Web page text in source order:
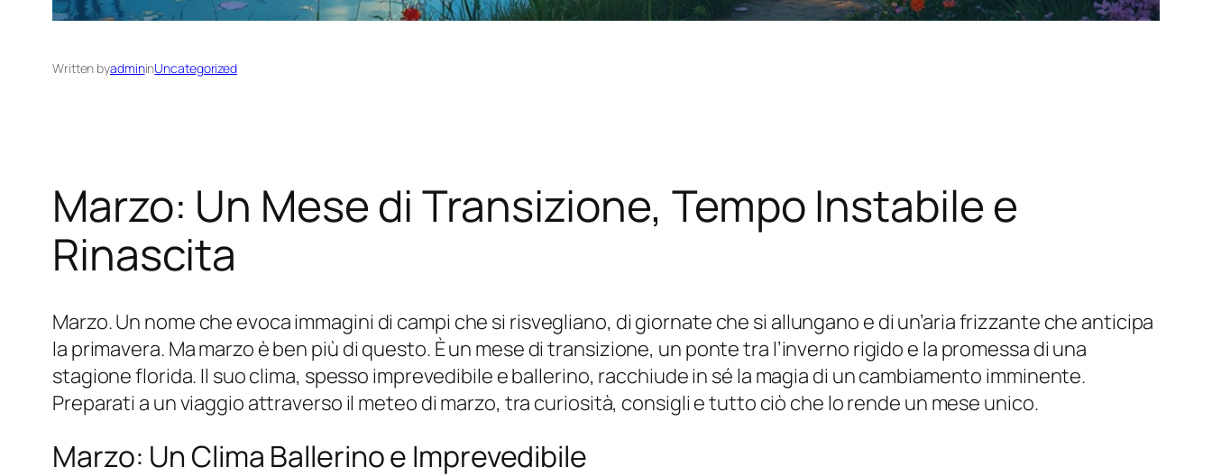
Written byadmininUncategorized
Marzo: Un Mese di Transizione, Tempo Instabile e
Rinascita
Marzo. Un nome che evoca immagini di campi che si risvegliano, di giornate che si allungano e di un’aria frizzante che anticipa
la primavera. Ma marzo è ben più di questo. È un mese di transizione, un ponte tra l’inverno rigido e la promessa di una
stagione florida. Il suo clima, spesso imprevedibile e ballerino, racchiude in sé la magia di un cambiamento imminente.
Preparati a un viaggio attraverso il meteo di marzo, tra curiosità, consigli e tutto ciò che lo rende un mese unico.
Marzo: Un Clima Ballerino e Imprevedibile